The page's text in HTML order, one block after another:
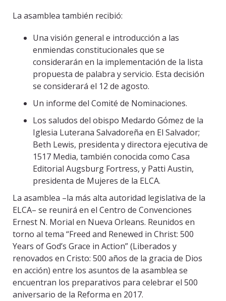
La asamblea también recibió:
Una visión general e introducción a las
enmiendas constitucionales que se
considerarán en la implementación de la lista
propuesta de palabra y servicio. Esta decisión
se considerará el 12 de agosto.
Un informe del Comité de Nominaciones.
Los saludos del obispo Medardo Gόmez de la
Iglesia Luterana Salvadoreña en El Salvador;
Beth Lewis, presidenta y directora ejecutiva de
1517 Media, también conocida como Casa
Editorial Augsburg Fortress, y Patti Austin,
presidenta de Mujeres de la ELCA.
La asamblea –la más alta autoridad legislativa de la
ELCA– se reunirá en el Centro de Convenciones
Ernest N. Morial en Nueva Orleans. Reunidos en
torno al tema “Freed and Renewed in Christ: 500
Years of God’s Grace in Action” (Liberados y
renovados en Cristo: 500 años de la gracia de Dios
en acción) entre los asuntos de la asamblea se
encuentran los preparativos para celebrar el 500
aniversario de la Reforma en 2017.